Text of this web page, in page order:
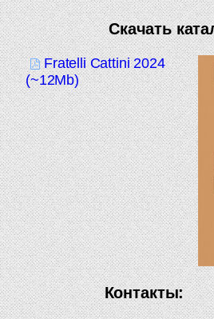
Скачать
Fratelli Cattini 2024
(~12Mb)
Контакты: